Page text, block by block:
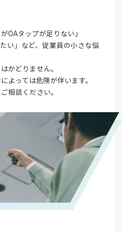
OAタップが足りない」
い」など、従業員の小さな悩
かどりません。
よっては危険が伴います。
相談ください。